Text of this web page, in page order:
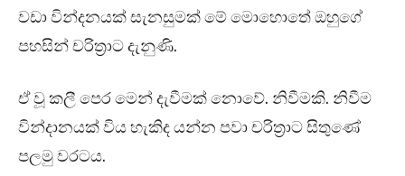
වඩා වින්දනයක් සැනසුමක් මේ මොහොතේ ඔහුගේ
පහසින් චරිත්‍රාට දැනුණි.
ඒ වූ කලී පෙර මෙන් දැවීමක් නොවේ. නිවීමකි. නිවීම
වින්දානයක් විය හැකිද යන්න පවා චරිත්‍රාට සිතුණේ
පලමු වරටය.